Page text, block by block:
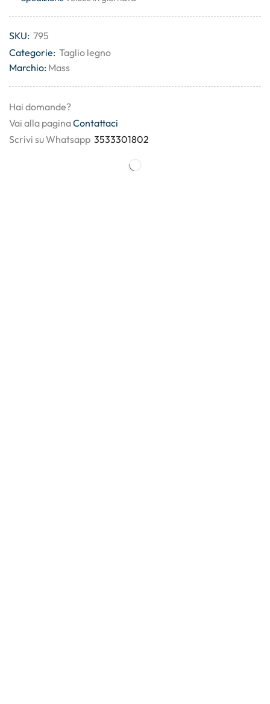
SKU: 795
Categorie: Taglio legno
Marchio: Mass
Hai domande?
Vai alla paginaContattaci
Scrivi su Whatsapp 3533301802